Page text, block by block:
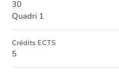
30
Quadri 1
Crédits ECTS
5